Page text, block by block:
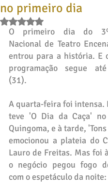
no primeiro dia
Avaliado com NaN de 5
O primeiro dia do
Nacional de Teatro
entrou para a história. E
programação segue
(31).
A quarta-feira foi intensa.
teve 'O Dia da Caça' no
Quingoma, e à tarde,
emocionou a plateia do
Lauro de Freitas. Mas foi
o negócio pegou fogo
com o espetáculo da noite: